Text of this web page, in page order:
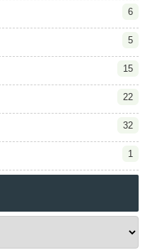
6
5
15
22
32
1